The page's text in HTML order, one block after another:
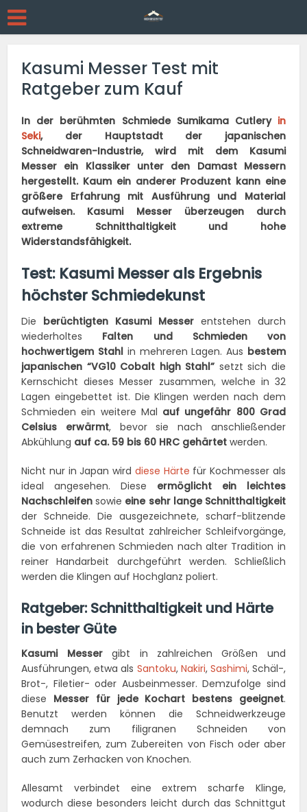
Kasumi Messer Test mit
Ratgeber zum Kauf
In der berühmten Schmiede Sumikama Cutlery in
Seki, der Hauptstadt der japanischen
Schneidwaren-Industrie, wird mit dem Kasumi
Messer ein Klassiker unter den Damast Messern
hergestellt. Kaum ein anderer Produzent kann eine
größere Erfahrung mit Ausführung und Material
aufweisen. Kasumi Messer überzeugen durch
extreme Schnitthaltigkeit und hohe
Widerstandsfähigkeit.
Test: Kasumi Messer als Ergebnis
höchster Schmiedekunst
Die berüchtigten Kasumi Messerentstehen durch
wiederholtes Falten und Schmieden von
hochwertigem Stahlin mehreren Lagen. Aus bestem
japanischen “VG10 Cobalt high Stahl” setzt sich die
Kernschicht dieses Messer zusammen, welche in 32
Lagen eingebettet ist. Die Klingen werden nach dem
Schmieden ein weitere Mal auf ungefähr 800 Grad
Celsius erwärmt, bevor sie nach anschließender
Abkühlung auf ca. 59 bis 60 HRC gehärtet werden.
Nicht nur in Japan wird diese Härte für Kochmesser als
ideal angesehen. Diese ermöglicht ein leichtes
Nachschleifen sowie eine sehr lange Schnitthaltigkeit
der Schneide. Die ausgezeichnete, scharf-blitzende
Schneide ist das Resultat zahlreicher Schleifvorgänge,
die von erfahrenen Schmieden nach alter Tradition in
reiner Handarbeit durchgeführt werden. Schließlich
werden die Klingen auf Hochglanz poliert.
Ratgeber: Schnitthaltigkeit und Härte
in bester Güte
Kasumi Messergibt in zahlreichen Größen und
Ausführungen, etwa als Santoku, Nakiri, Sashimi, Schäl-,
Brot-, Filetier- oder Ausbeinmesser. Demzufolge sind
diese Messer für jede Kochart bestens geeignet.
Benutzt werden können die Schneidwerkzeuge
demnach zum filigranen Schneiden von
Gemüsestreifen, zum Zubereiten von Fisch oder aber
auch zum Zerhacken von Knochen.
Allesamt verbindet eine extrem scharfe Klinge,
wodurch diese besonders leicht durch das Schnittgut